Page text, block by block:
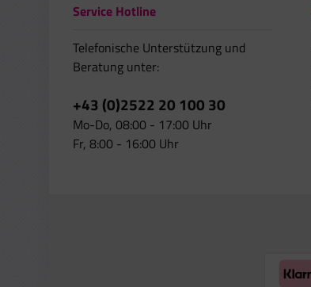
Service Hotline
Telefonische Unterstützung und
Beratung unter:
+43 (0)2522 20 100 30
Mo-Do, 08:00 - 17:00 Uhr
Fr, 8:00 - 16:00 Uhr